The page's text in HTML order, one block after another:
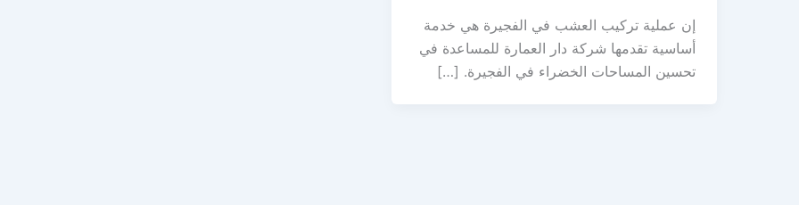
إن عملية تركيب العشب في الفجيرة هي خدمة
أساسية تقدمها شركة دار العمارة للمساعدة في
تحسين المساحات الخضراء في الفجيرة. […]